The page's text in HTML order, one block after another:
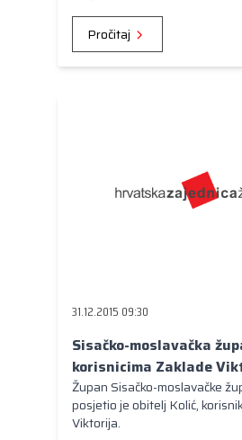
Pročitaj
31.12.2015 09:30
Sisačko-moslavačka
korisnicima Zaklade
Župan Sisačko-moslavačke
posjetio je obitelj Kolić,
Viktorija.